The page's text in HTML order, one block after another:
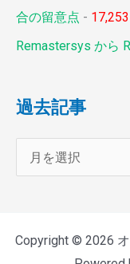
合の留意点 - 17,253
Remastersys から
過去記事
Copyright © 2026 オ